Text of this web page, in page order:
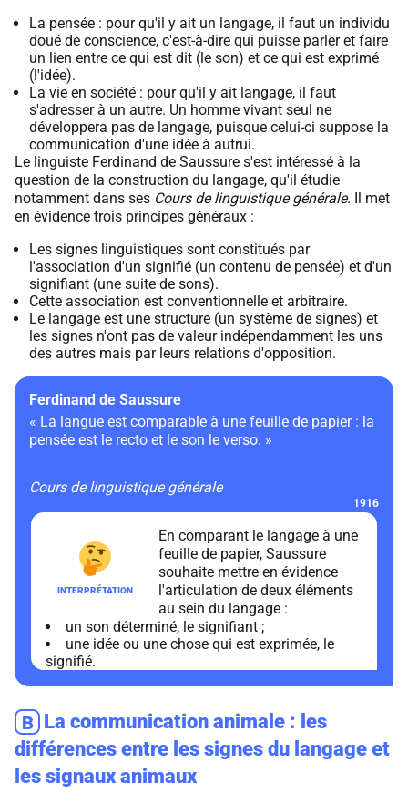
La pensée : pour qu'il y ait un langage, il faut un individu
doué de conscience, c'est-à-dire qui puisse parler et faire
un lien entre ce qui est dit (le son) et ce qui est exprimé
(l'idée).
La vie en société : pour qu'il y ait langage, il faut
s'adresser à un autre. Un homme vivant seul ne
développera pas de langage, puisque celui-ci suppose la
communication d'une idée à autrui.
Le linguiste Ferdinand de Saussure s'est intéressé à la
question de la construction du langage, qu'il étudie
notamment dans ses Cours de linguistique générale. Il met
en évidence trois principes généraux :
Les signes linguistiques sont constitués par
l'association d'un signifié (un contenu de pensée) et d'un
signifiant (une suite de sons).
Cette association est conventionnelle et arbitraire.
Le langage est une structure (un système de signes) et
les signes n'ont pas de valeur indépendamment les uns
des autres mais par leurs relations d'opposition.
« La langue est comparable à une feuille de papier : la
pensée est le recto et le son le verso. »
Ferdinand de Saussure
Cours de linguistique générale
1916
En comparant le langage à une
feuille de papier, Saussure
souhaite mettre en évidence
l'articulation de deux éléments
au sein du langage :
un son déterminé, le signifiant ;
une idée ou une chose qui est exprimée, le
signifié.
B La communication animale : les
différences entre les signes du langage et
les signaux animaux